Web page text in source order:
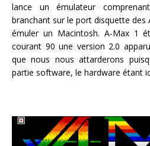
lance un émulateur
branchant sur le port disquette des
émuler un Macintosh. A-Max 1
courant 90 une version 2.0
que nous nous attarderons
partie software, le hardware étant